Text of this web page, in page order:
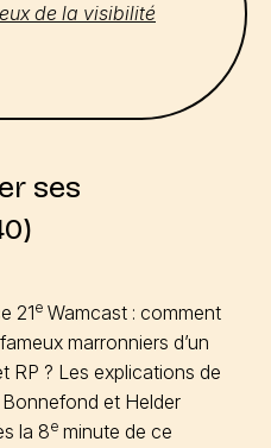
de la visibilité
ses
21e Wamcast : comment
marronniers d’un
RP ? Les explications de
et Helder
la 8e minute de ce